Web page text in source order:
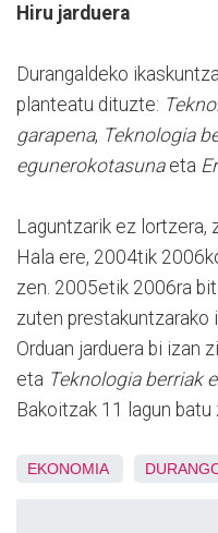
Hiru jarduera
Durangaldeko
planteatu dituzte:
garapena, Teknologia
egunerokotasunaeta
Laguntzarik ez lortzera,
Hala ere, 2004tik
zen. 2005etik 2006ra
zuten prestakuntzarako
Orduan jarduera bi izan
eta Teknologia berriak
Bakoitzak 11 lagun batu
EKONOMIA